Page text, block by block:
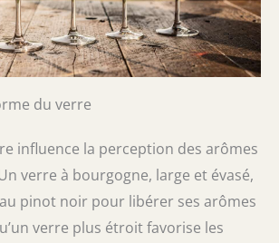
du verre
influence la perception des arômes
verre à bourgogne, large et évasé,
pinot noir pour libérer ses arômes
verre plus étroit favorise les